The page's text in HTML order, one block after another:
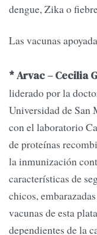
dengue, Zika o
Las vacunas
* Arvac – Cecilia
liderado por la
Universidad de San
con el laboratorio
de proteínas
la inmunización
características de
chicos,
vacunas de esta
dependientes de la